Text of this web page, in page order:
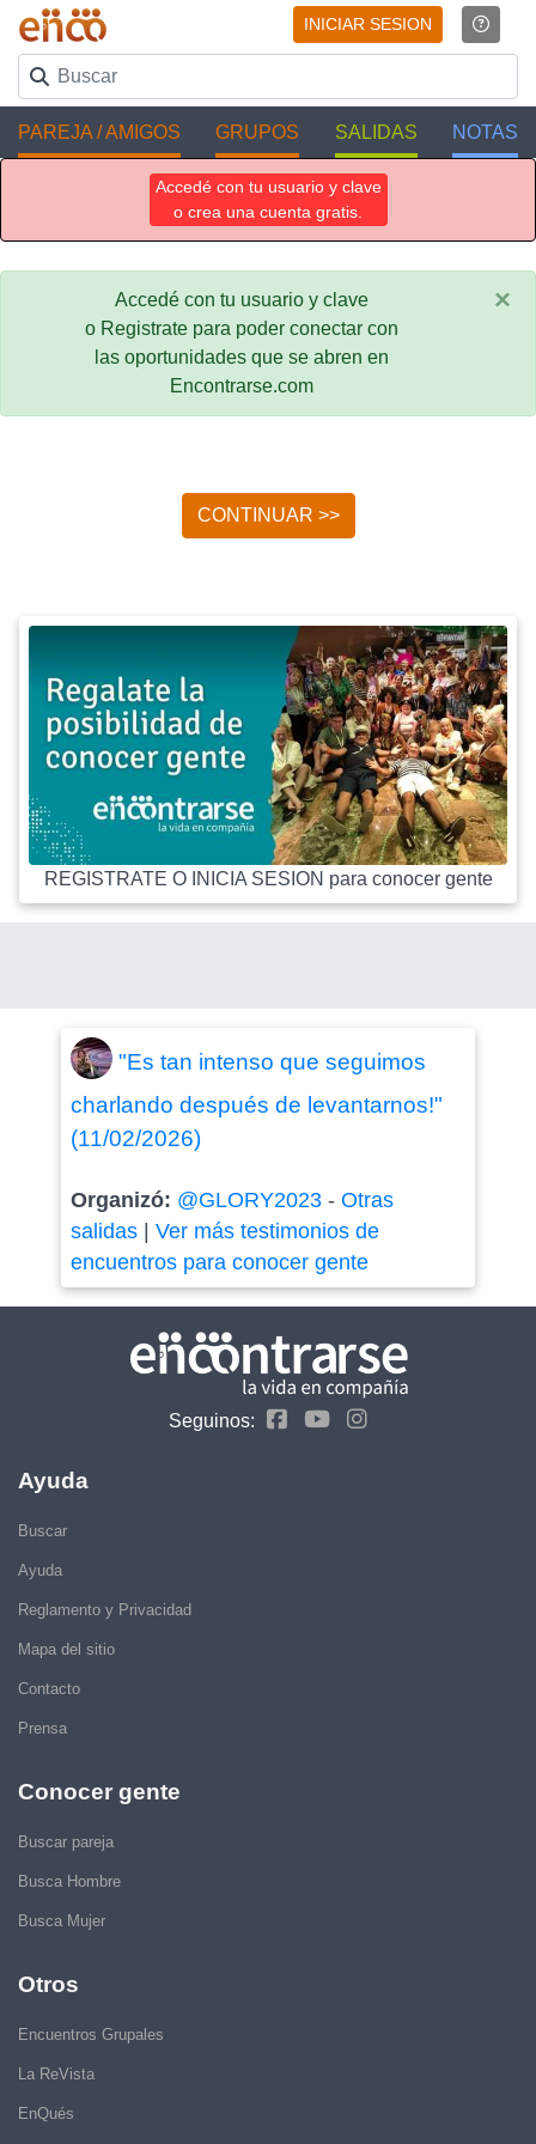
INICIAR SESION
PAREJA / AMIGOS GRUPOS SALIDAS NOTAS
Accedé con tu usuario y clave
o crea una cuenta gratis.
Accedé con tu usuario y clave
o Registrate para poder conectar con
las oportunidades que se abren en
Encontrarse.com
×
CONTINUAR >>
REGISTRATE O INICIA SESION para conocer gente
"Es tan intenso que seguimos
charlando después de levantarnos!"
(11/02/2026)
Organizó: @GLORY2023- Otras
salidas| Ver más testimonios de
encuentros para conocer gente
Seguinos:
Ayuda
Buscar
Ayuda
Reglamento y Privacidad
Mapa del sitio
Contacto
Prensa
Conocer gente
Buscar pareja
Busca Hombre
Busca Mujer
Otros
Encuentros Grupales
La ReVista
EnQués